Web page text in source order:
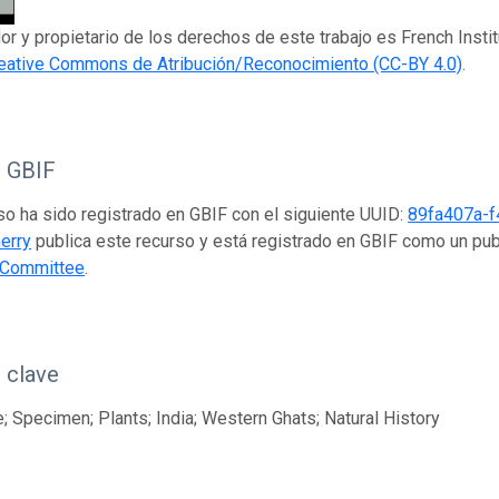
y propietario de los derechos de este trabajo es French
Commons de Atribución/Reconocimiento (CC-BY 4.0).
ha sido registrado en GBIF con el siguiente UUID:89fa407a-
publica este recurso y está registrado en GBIF como un
.
clave
Specimen; Plants; India; Western Ghats; Natural History